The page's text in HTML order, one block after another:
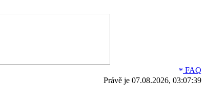
FAQ
Právě je 07.08.2026, 03:07:39